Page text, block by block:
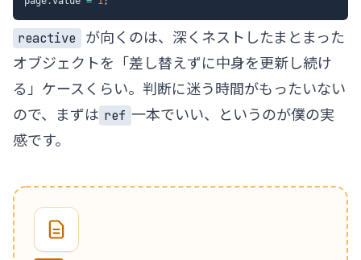
reactive
が向くのは、深くネストしたまとまった
オブジェクトを「差し替えずに中身を更新し続け
る」ケースくらい。判断に迷う時間がもったいない
ので、まずは ref 一本でいい、というのが僕の実
感です。